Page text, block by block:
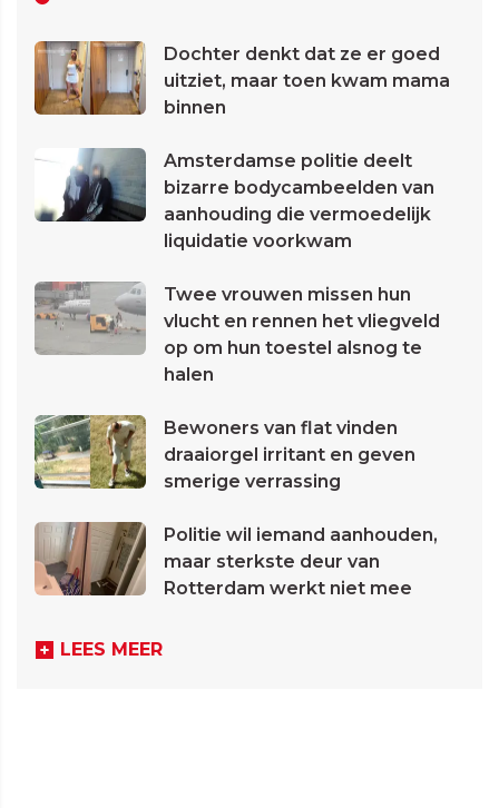
Dochter denkt dat ze er goed
uitziet, maar toen kwam mama
binnen
Amsterdamse politie deelt
bizarre bodycambeelden van
aanhouding die vermoedelijk
liquidatie voorkwam
Twee vrouwen missen hun
vlucht en rennen het vliegveld
op om hun toestel alsnog te
halen
Bewoners van flat vinden
draaiorgel irritant en geven
smerige verrassing
Politie wil iemand aanhouden,
maar sterkste deur van
Rotterdam werkt niet mee
LEES MEER